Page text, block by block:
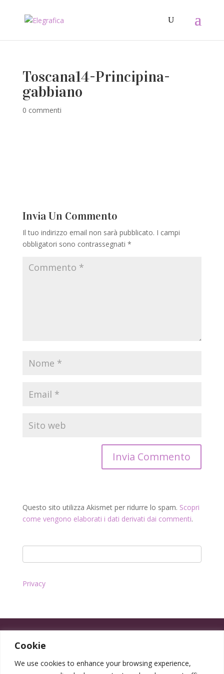
Cookie
We use cookies to enhance your browsing experience,
Toscana14-Principina-
gabbiano
0 commenti
Invia Un Commento
Il tuo indirizzo email non sarà pubblicato. I campi
obbligatori sono contrassegnati *
Questo sito utilizza Akismet per ridurre lo spam. Scopri
come vengono elaborati i dati derivati dai commenti.
Privacy